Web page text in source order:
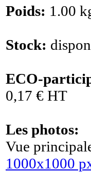
Poids: 1.00
Stock:
ECO-
0,17 € HT
Les photos:
Vue
1000x1000